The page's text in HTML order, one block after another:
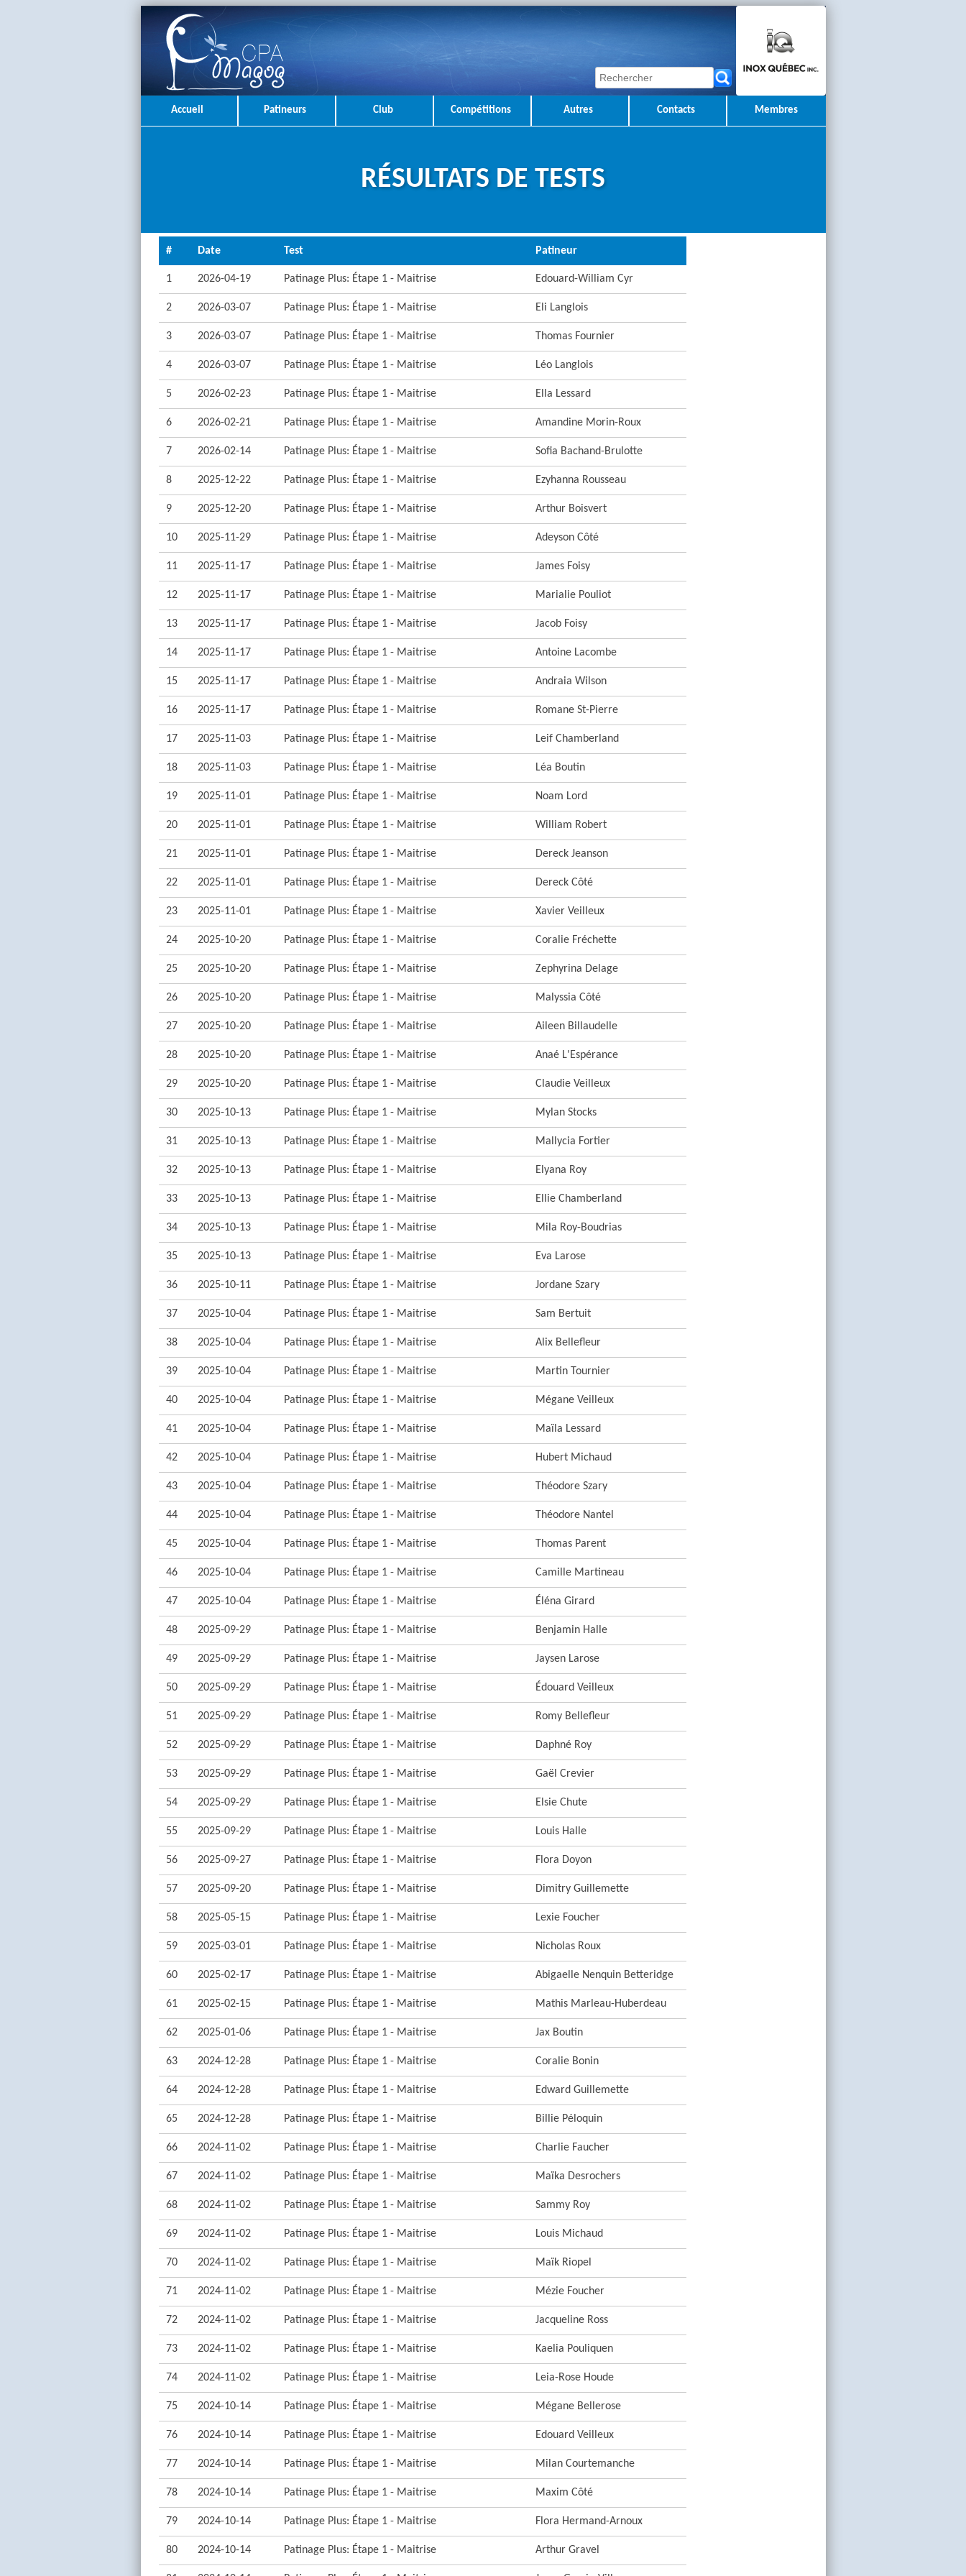
Accueil Patineurs Club Compétitions Autres Contacts Membres
RÉSULTATS DE TESTS
# Date Test Patineur
1 2026-04-19 Patinage Plus: Étape 1 - Maitrise Edouard-William Cyr
2 2026-03-07 Patinage Plus: Étape 1 - Maitrise Eli Langlois
3 2026-03-07 Patinage Plus: Étape 1 - Maitrise Thomas Fournier
4 2026-03-07 Patinage Plus: Étape 1 - Maitrise Léo Langlois
5 2026-02-23 Patinage Plus: Étape 1 - Maitrise Ella Lessard
6 2026-02-21 Patinage Plus: Étape 1 - Maitrise Amandine Morin-Roux
7 2026-02-14 Patinage Plus: Étape 1 - Maitrise Sofia Bachand-Brulotte
8 2025-12-22 Patinage Plus: Étape 1 - Maitrise Ezyhanna Rousseau
9 2025-12-20 Patinage Plus: Étape 1 - Maitrise Arthur Boisvert
10 2025-11-29 Patinage Plus: Étape 1 - Maitrise Adeyson Côté
11 2025-11-17 Patinage Plus: Étape 1 - Maitrise James Foisy
12 2025-11-17 Patinage Plus: Étape 1 - Maitrise Marialie Pouliot
13 2025-11-17 Patinage Plus: Étape 1 - Maitrise Jacob Foisy
14 2025-11-17 Patinage Plus: Étape 1 - Maitrise Antoine Lacombe
15 2025-11-17 Patinage Plus: Étape 1 - Maitrise Andraia Wilson
16 2025-11-17 Patinage Plus: Étape 1 - Maitrise Romane St-Pierre
17 2025-11-03 Patinage Plus: Étape 1 - Maitrise Leif Chamberland
18 2025-11-03 Patinage Plus: Étape 1 - Maitrise Léa Boutin
19 2025-11-01 Patinage Plus: Étape 1 - Maitrise Noam Lord
20 2025-11-01 Patinage Plus: Étape 1 - Maitrise William Robert
21 2025-11-01 Patinage Plus: Étape 1 - Maitrise Dereck Jeanson
22 2025-11-01 Patinage Plus: Étape 1 - Maitrise Dereck Côté
23 2025-11-01 Patinage Plus: Étape 1 - Maitrise Xavier Veilleux
24 2025-10-20 Patinage Plus: Étape 1 - Maitrise Coralie Fréchette
25 2025-10-20 Patinage Plus: Étape 1 - Maitrise Zephyrina Delage
26 2025-10-20 Patinage Plus: Étape 1 - Maitrise Malyssia Côté
27 2025-10-20 Patinage Plus: Étape 1 - Maitrise Aileen Billaudelle
28 2025-10-20 Patinage Plus: Étape 1 - Maitrise Anaé L'Espérance
29 2025-10-20 Patinage Plus: Étape 1 - Maitrise Claudie Veilleux
30 2025-10-13 Patinage Plus: Étape 1 - Maitrise Mylan Stocks
31 2025-10-13 Patinage Plus: Étape 1 - Maitrise Mallycia Fortier
32 2025-10-13 Patinage Plus: Étape 1 - Maitrise Elyana Roy
33 2025-10-13 Patinage Plus: Étape 1 - Maitrise Ellie Chamberland
34 2025-10-13 Patinage Plus: Étape 1 - Maitrise Mila Roy-Boudrias
35 2025-10-13 Patinage Plus: Étape 1 - Maitrise Eva Larose
36 2025-10-11 Patinage Plus: Étape 1 - Maitrise Jordane Szary
37 2025-10-04 Patinage Plus: Étape 1 - Maitrise Sam Bertuit
38 2025-10-04 Patinage Plus: Étape 1 - Maitrise Alix Bellefleur
39 2025-10-04 Patinage Plus: Étape 1 - Maitrise Martin Tournier
40 2025-10-04 Patinage Plus: Étape 1 - Maitrise Mégane Veilleux
41 2025-10-04 Patinage Plus: Étape 1 - Maitrise Maïla Lessard
42 2025-10-04 Patinage Plus: Étape 1 - Maitrise Hubert Michaud
43 2025-10-04 Patinage Plus: Étape 1 - Maitrise Théodore Szary
44 2025-10-04 Patinage Plus: Étape 1 - Maitrise Théodore Nantel
45 2025-10-04 Patinage Plus: Étape 1 - Maitrise Thomas Parent
46 2025-10-04 Patinage Plus: Étape 1 - Maitrise Camille Martineau
47 2025-10-04 Patinage Plus: Étape 1 - Maitrise Éléna Girard
48 2025-09-29 Patinage Plus: Étape 1 - Maitrise Benjamin Halle
49 2025-09-29 Patinage Plus: Étape 1 - Maitrise Jaysen Larose
50 2025-09-29 Patinage Plus: Étape 1 - Maitrise Édouard Veilleux
51 2025-09-29 Patinage Plus: Étape 1 - Maitrise Romy Bellefleur
52 2025-09-29 Patinage Plus: Étape 1 - Maitrise Daphné Roy
53 2025-09-29 Patinage Plus: Étape 1 - Maitrise Gaël Crevier
54 2025-09-29 Patinage Plus: Étape 1 - Maitrise Elsie Chute
55 2025-09-29 Patinage Plus: Étape 1 - Maitrise Louis Halle
56 2025-09-27 Patinage Plus: Étape 1 - Maitrise Flora Doyon
57 2025-09-20 Patinage Plus: Étape 1 - Maitrise Dimitry Guillemette
58 2025-05-15 Patinage Plus: Étape 1 - Maitrise Lexie Foucher
59 2025-03-01 Patinage Plus: Étape 1 - Maitrise Nicholas Roux
60 2025-02-17 Patinage Plus: Étape 1 - Maitrise Abigaelle Nenquin Betteridge
61 2025-02-15 Patinage Plus: Étape 1 - Maitrise Mathis Marleau-Huberdeau
62 2025-01-06 Patinage Plus: Étape 1 - Maitrise Jax Boutin
63 2024-12-28 Patinage Plus: Étape 1 - Maitrise Coralie Bonin
64 2024-12-28 Patinage Plus: Étape 1 - Maitrise Edward Guillemette
65 2024-12-28 Patinage Plus: Étape 1 - Maitrise Billie Péloquin
66 2024-11-02 Patinage Plus: Étape 1 - Maitrise Charlie Faucher
67 2024-11-02 Patinage Plus: Étape 1 - Maitrise Maïka Desrochers
68 2024-11-02 Patinage Plus: Étape 1 - Maitrise Sammy Roy
69 2024-11-02 Patinage Plus: Étape 1 - Maitrise Louis Michaud
70 2024-11-02 Patinage Plus: Étape 1 - Maitrise Maïk Riopel
71 2024-11-02 Patinage Plus: Étape 1 - Maitrise Mézie Foucher
72 2024-11-02 Patinage Plus: Étape 1 - Maitrise Jacqueline Ross
73 2024-11-02 Patinage Plus: Étape 1 - Maitrise Kaelia Pouliquen
74 2024-11-02 Patinage Plus: Étape 1 - Maitrise Leia-Rose Houde
75 2024-10-14 Patinage Plus: Étape 1 - Maitrise Mégane Bellerose
76 2024-10-14 Patinage Plus: Étape 1 - Maitrise Edouard Veilleux
77 2024-10-14 Patinage Plus: Étape 1 - Maitrise Milan Courtemanche
78 2024-10-14 Patinage Plus: Étape 1 - Maitrise Maxim Côté
79 2024-10-14 Patinage Plus: Étape 1 - Maitrise Flora Hermand-Arnoux
80 2024-10-14 Patinage Plus: Étape 1 - Maitrise Arthur Gravel